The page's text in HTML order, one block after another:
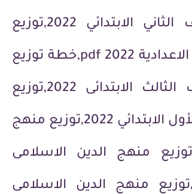
منهج الدين الاسلامى للصف الثاني الابتدائي 2022,توزيع
منهج الدين الاسلامى للمرحلة الاعدادية 2022 pdf,خطة توزيع
منهج الدين الاسلامى للصف الثالث الابتدائى 2022,توزيع
منهج الدين الاسلامى للصف الأول الابتدائي 2022,توزيع منهج
منهج الدين الاسلامى
للمرحلة الابتدائية 2022 pdf,توزيع منهج الدين الاسلامى